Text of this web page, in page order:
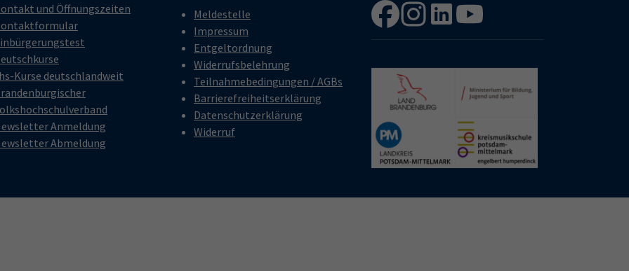
und Öffnungszeiten
Kurse deutschlandweit
Anmeldung
Abmeldung
Meldestelle
Impressum
Entgeltordnung
Widerrufsbelehrung
Teilnahmebedingungen / AGBs
Barrierefreiheitserklärung
Datenschutzerklärung
Widerruf